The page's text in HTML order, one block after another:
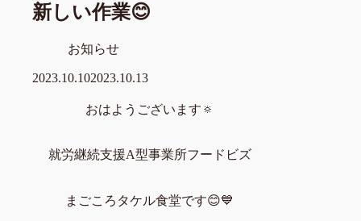
新しい作業😊
お知らせ
2023.10.102023.10.13
おはようございます🔅
就労継続支援A型事業所フードビズ
まごころタケル食堂です😊💙